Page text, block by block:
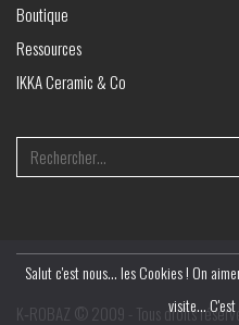
Boutique
Ressources
IKKA Ceramic & Co
Search
for:
K‑ROBAZ © 2009 - Tous droits
Salut c'est nous... les Cookies ! On
visite...